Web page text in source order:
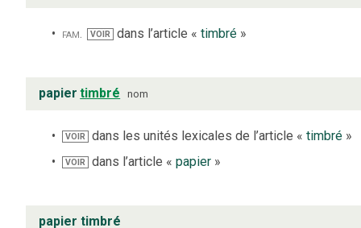
fam. VOIR dans l’article « timbré»
papier timbré nom
VOIR dans les unités lexicales de l’article «timbré »
VOIR dans l’article «papier »
papier timbré